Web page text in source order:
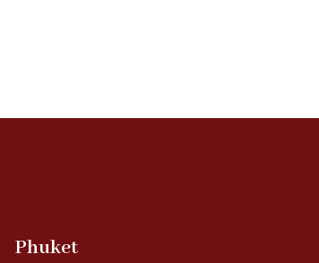
Phuket